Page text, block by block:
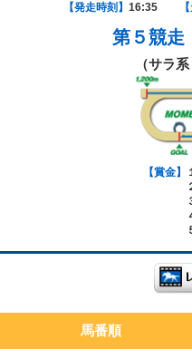
【発走時刻】 16:35
第５競走
（サラ
【賞金】
馬番順